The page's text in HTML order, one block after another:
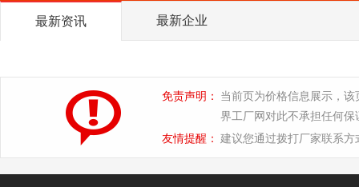
最新资讯 最新企业
免责声明：
当前页为价格信息展示，
界工厂网对此不承担任何保
友情提醒： 建议您通过拨打厂家联系